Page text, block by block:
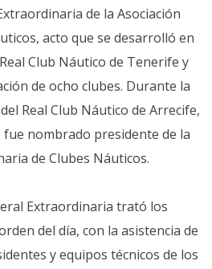
de la Asociación
acto que se desarrolló en
Club Náutico de Tenerife y
de ocho clubes. Durante la
Real Club Náutico de Arrecife,
fue nombrado presidente de la
de Clubes Náuticos.
Extraordinaria trató los
del día, con la asistencia de
y equipos técnicos de los